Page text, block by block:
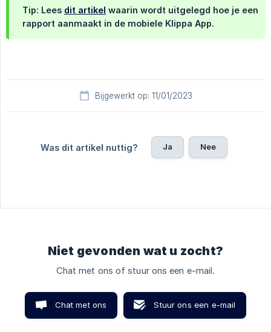
Tip: Lees dit artikel waarin wordt uitgelegd hoe je een
rapport aanmaakt in de mobiele Klippa App.
Bijgewerkt op: 11/01/2023
Was dit artikel nuttig? Ja Nee
Niet gevonden wat u zocht?
Chat met ons of stuur ons een e-mail.
Chat met ons Stuur ons een e-mail